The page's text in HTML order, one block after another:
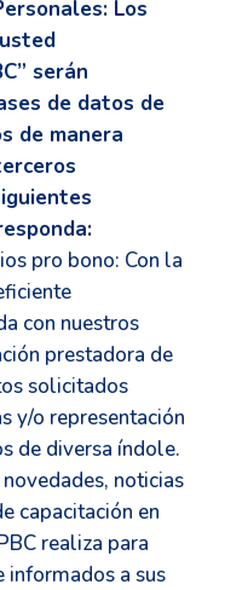
: Los
serán
de datos de
de manera
pro bono: Con la
con nuestros
prestadora de
solicitados
y/o representación
de diversa índole.
noticias
capacitación en
realiza para
informados a sus